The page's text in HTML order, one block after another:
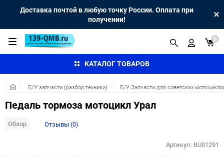
Доставка почтой в любую точку России. Оплата при
получении!
КАТАЛОГ ТОВАРОВ
0
Б/У запчасти (разбор техники) Б/У Запчасти для советских
Педаль тормоза мотоцикл Урал
Обзор Отзывы (0)
Артикул: BU01291